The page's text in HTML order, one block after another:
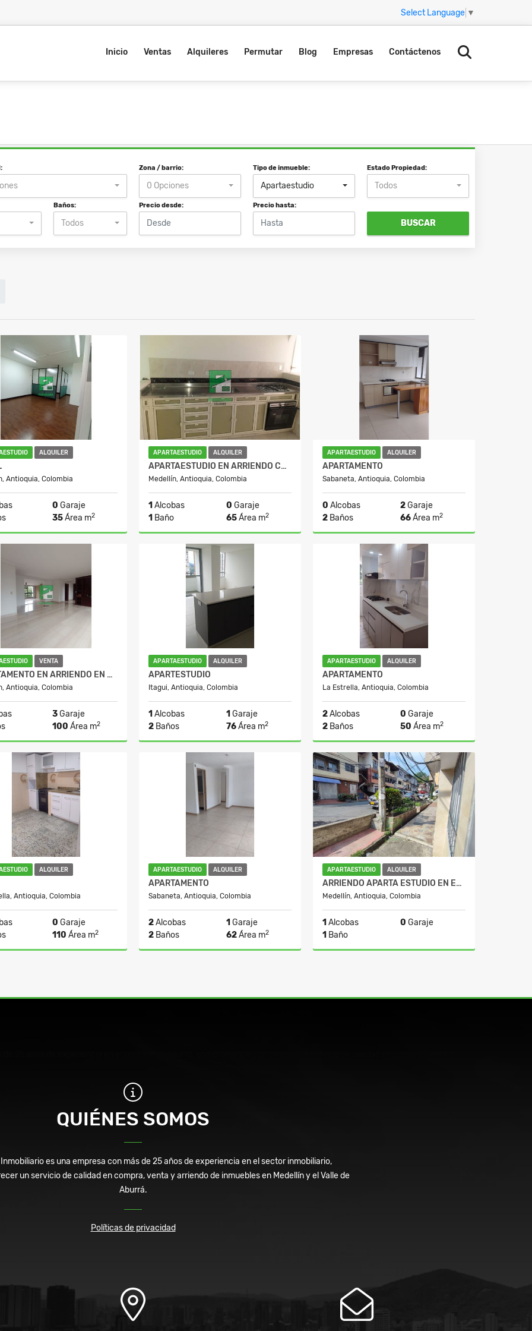
Select Language ▼
Inicio Ventas Alquileres Permutar Blog Empresas Contáctenos
Zona / barrio:
0 Opciones
Tipo de inmueble:
Apartaestudio
Estado Propiedad:
Todos
Baños:
Todos
Precio desde: Precio hasta:
BUSCAR
ALQUILER
Antioquia, Colombia
0 Garaje
35Área m2
APARTAESTUDIO ALQUILER
APARTAESTUDIO EN ARRIENDO CALAZANS
Medellín, Antioquia, Colombia
1 Alcobas 0 Garaje
1 Baño 65Área m2
APARTAESTUDIO ALQUILER
APARTAMENTO
Sabaneta, Antioquia, Colombia
0 Alcobas 2Garaje
2 Baños 66Área m2
$2.700.000
VENTA
APARTAMENTO EN ARRIENDO EN EL POBLADO
Antioquia, Colombia
3Garaje
100 Área m2
$10.180.000
APARTAESTUDIO ALQUILER
APARTESTUDIO
Itagui, Antioquia, Colombia
1 Alcobas 1 Garaje
2 Baños 76Área m2
APARTAESTUDIO ALQUILER
APARTAMENTO
La Estrella, Antioquia, Colombia
2Alcobas 0 Garaje
2 Baños 50 Área m2
Alquiler
$1.400.000
ALQUILER
Antioquia, Colombia
0 Garaje
110 Área m2
APARTAESTUDIO ALQUILER
APARTAMENTO
Sabaneta, Antioquia, Colombia
2Alcobas 1 Garaje
2 Baños 62Área m2
APARTAESTUDIO ALQUILER
ARRIENDO APARTA ESTUDIO EN EL SALVADOR
Medellín, Antioquia, Colombia
1 Alcobas 0 Garaje
1 Baño
QUIÉNES SOMOS
es una empresa con más de 25 años de experiencia en el sector inmobiliario,
un servicio de calidad en compra, venta y arriendo de inmuebles en Medellín y el Valle de
Aburrá.
Políticas de privacidad